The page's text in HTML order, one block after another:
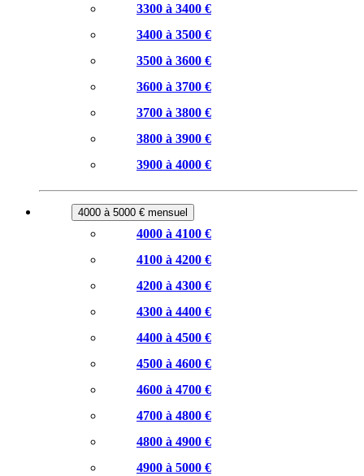
3300 à 3400 €
3400 à 3500 €
3500 à 3600 €
3600 à 3700 €
3700 à 3800 €
3800 à 3900 €
3900 à 4000 €
4000 à 5000 € mensuel
4000 à 4100 €
4100 à 4200 €
4200 à 4300 €
4300 à 4400 €
4400 à 4500 €
4500 à 4600 €
4600 à 4700 €
4700 à 4800 €
4800 à 4900 €
4900 à 5000 €